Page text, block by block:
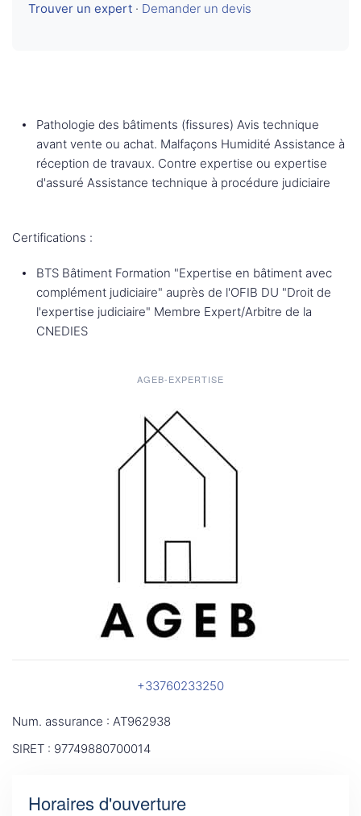
Trouver un expert · Demander un devis
Pathologie des bâtiments (fissures) Avis technique
avant vente ou achat. Malfaçons Humidité Assistance à
réception de travaux. Contre expertise ou expertise
d'assuré Assistance technique à procédure judiciaire
Certifications :
BTS Bâtiment Formation "Expertise en bâtiment avec
complément judiciaire" auprès de l'OFIB DU "Droit de
l'expertise judiciaire" Membre Expert/Arbitre de la
CNEDIES
AGEB-EXPERTISE
+33760233250
Num. assurance : AT962938
SIRET : 97749880700014
Horaires d'ouverture